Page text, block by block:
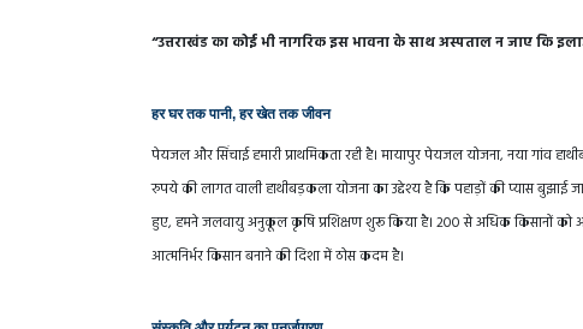
“उत्तराखंड का कोई भी नागरिक इस भावना के साथ अस्पताल न जाए कि
हर घर तक पानी, हर खेत तक जीवन
पेयजल और सिंचाई हमारी प्राथमिकता रही है। मायापुर पेयजल योजना, नया गांव
रुपये की लागत वाली हाथीबड़कला योजना का उद्देश्य है कि पहाड़ों की प्यास
हुए, हमने जलवायु अनुकूल कृषि प्रशिक्षण शुरू किया है। 200 से अधिक किसानों को
आत्मनिर्भर किसान बनाने की दिशा में ठोस कदम है।